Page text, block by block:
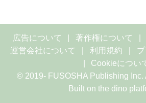
広告について 著作権について
運営会社について
利用規約
Cookieについ
© 2019- FUSOSHA Publishing Inc.
Built on the dino